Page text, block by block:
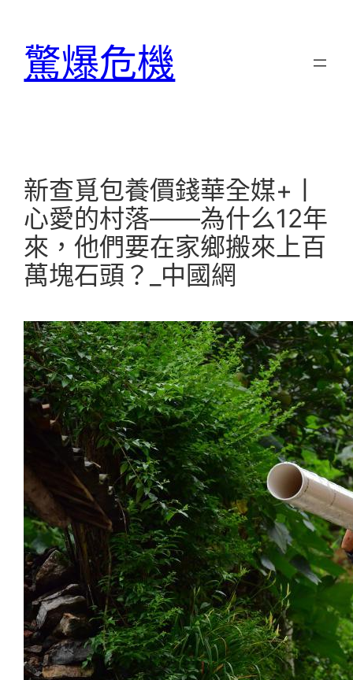
驚爆危機
新查覓包養價錢華全媒+丨
心愛的村落——為什么12年
來，他們要在家鄉搬來上百
萬塊石頭？_中國網